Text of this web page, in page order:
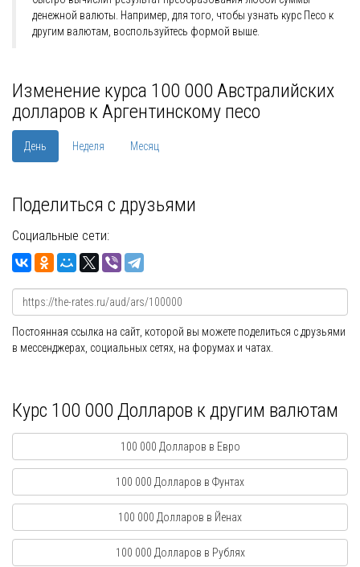
денежной валюты. Например, для того, чтобы узнать курс Песо к
другим валютам, воспользуйтесь формой выше.
Изменение курса 100 000 Австралийских
долларов к Аргентинскому песо
День Неделя Месяц
Поделиться с друзьями
Социальные сети:
Постоянная ссылка на сайт, которой вы можете поделиться с друзьями
в мессенджерах, социальных сетях, на форумах и чатах.
Курс 100 000 Долларов к другим валютам
100 000 Долларов в Евро
100 000 Долларов в Фунтах
100 000 Долларов в Йенах
100 000 Долларов в Рублях